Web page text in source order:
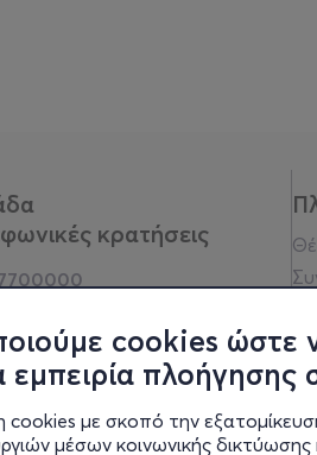
cookies ώστε
εμπειρία πλοήγησης
cookies με σκοπό την
μέσων κοινωνικής
κρατήσεις
σημεία